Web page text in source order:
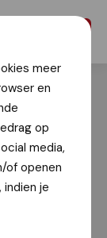
meer
en
op
media,
of openen
je